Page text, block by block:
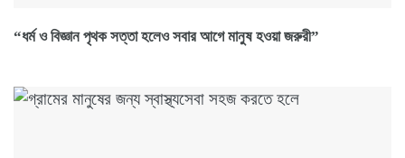
“ধর্ম ও বিজ্ঞান পৃথক সত্তা হলেও সবার আগে মানুষ হওয়া জরুরী”